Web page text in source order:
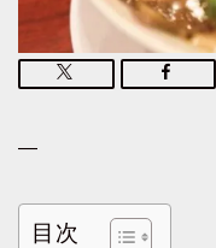
—
目次